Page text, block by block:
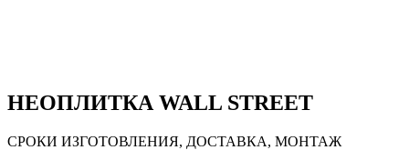
НЕОПЛИТКА WALL STREET
СРОКИ ИЗГОТОВЛЕНИЯ, ДОСТАВКА, МОНТАЖ